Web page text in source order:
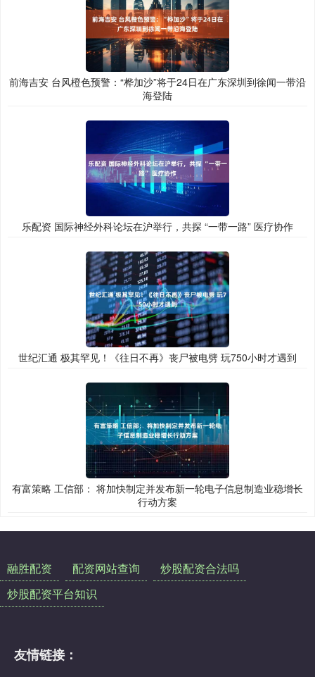
前海吉安 台风橙色预警：“桦加沙”将于24日在广东深圳到徐闻一带沿
海登陆
乐配资 国际神经外科论坛在沪举行，共探 “一带一路” 医疗协作
世纪汇通 极其罕见！《往日不再》丧尸被电劈 玩750小时才遇到
有富策略 工信部： 将加快制定并发布新一轮电子信息制造业稳增长
行动方案
融胜配资 配资网站查询
炒股配资合法吗
炒股配资平台知识
友情链接：